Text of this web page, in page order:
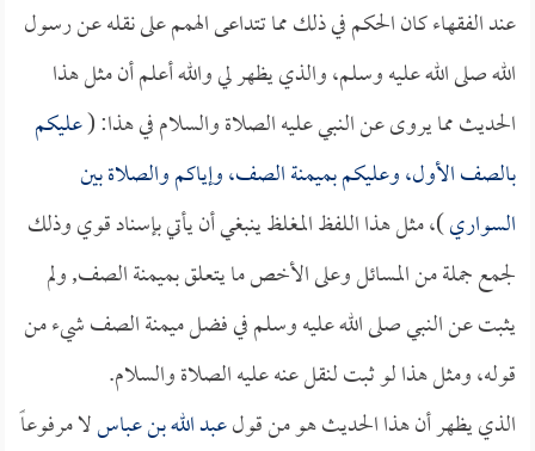
عند الفقهاء كان الحكم في ذلك مما تتداعى الهمم على نقله عن رسول
الله صلى الله عليه وسلم، والذي يظهر لي والله أعلم أن مثل هذا
الحديث مما يروى عن النبي عليه الصلاة والسلام في هذا: (عليكم
بالصف الأول، وعليكم بميمنة الصف، وإياكم والصلاة بين
السواري)، مثل هذا اللفظ المغلظ ينبغي أن يأتي بإسناد قوي وذلك
لجمع جملة من المسائل وعلى الأخص ما يتعلق بميمنة الصف, ولم
يثبت عن النبي صلى الله عليه وسلم في فضل ميمنة الصف شيء من
قوله، ومثل هذا لو ثبت لنقل عنه عليه الصلاة والسلام.
الذي يظهر أن هذا الحديث هو من قولعبد الله بن عباسلا مرفوعاً